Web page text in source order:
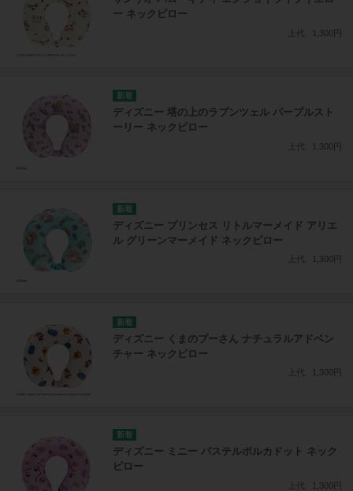
ー ネックピロー
上代 1,300円
ディズニー 塔の上のラプンツェル パープルスト
ーリー ネックピロー
上代 1,300円
ディズニー プリンセス リトルマーメイド アリエ
ル グリーンマーメイド ネックピロー
上代 1,300円
ディズニー くまのプーさん ナチュラルアドベン
チャー ネックピロー
上代 1,300円
ディズニー ミニー パステルポルカドット ネック
ピロー
上代 1,300円